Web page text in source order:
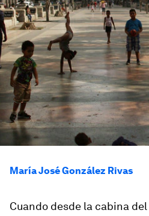
María José González Rivas
Cuando desde la cabina